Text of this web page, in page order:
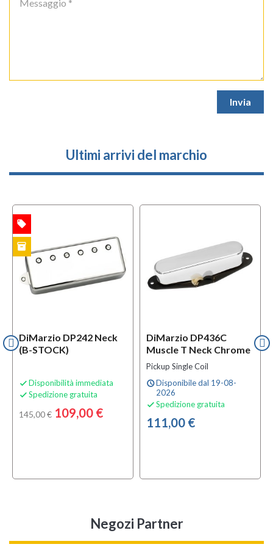
Ultimi arrivi del marchio
DiMarzio DP242 Neck
(B-STOCK)
 Disponibilità immediata
 Spedizione gratuita
145,00 € 109,00 €
local_offer
inventory
DiMarzio DP436C
Muscle T Neck Chrome
Pickup Single Coil
scheduleDisponibile dal 19-08-
2026
 Spedizione gratuita
111,00 €
Negozi Partner